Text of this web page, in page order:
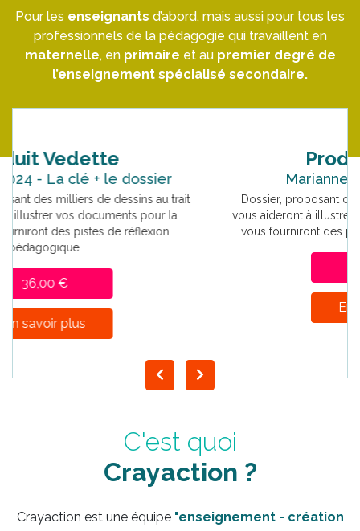
Pour les enseignants d’abord, mais aussi pour tous les
professionnels de la pédagogie qui travaillent en
maternelle, en primaire et au premier degré de
l’enseignement spécialisé secondaire.
Produit Vedette
Marianne 2024 - Le dossier
Dossier, proposant des milliers de dessins au trait qui
vous aideront à illustrer vos documents pour la classe et
vous fourniront des pistes de réflexion pédagogique.
C'est quoi
Crayaction ?
pédagogique - illustration"attachée à la production